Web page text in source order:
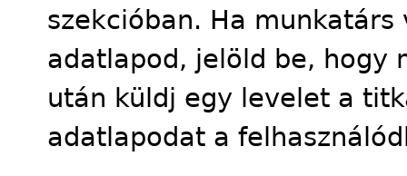
szekcióban. Ha
adatlapod, jelöld be, hogy
után küldj egy levelet a
adatlapodat a